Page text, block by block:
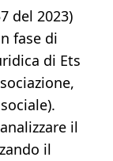
del 2023)
fase di
di Ets
il
il